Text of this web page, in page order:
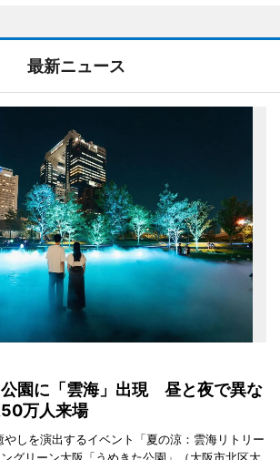
最新ニュース
園に「雲海」出現 昼と夜で異な
万人来場
やしを演出するイベント「夏の涼：雲海リトリー
グリーン大阪「うめきた公園」（大阪市北区大